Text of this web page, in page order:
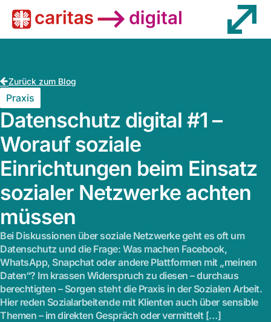
Wissen
Zurück zum Blog
Praxis
Datenschutz digital #1 –
Worauf soziale
Einrichtungen beim Einsatz
sozialer Netzwerke achten
müssen
Bei Diskussionen über soziale Netzwerke geht es oft um
Datenschutz und die Frage: Was machen Facebook,
WhatsApp, Snapchat oder andere Plattformen mit „meinen
Daten“? Im krassen Widerspruch zu diesen – durchaus
berechtigten – Sorgen steht die Praxis in der Sozialen Arbeit.
Hier reden Sozialarbeitende mit Klienten auch über sensible
Themen – im direkten Gespräch oder vermittelt […]